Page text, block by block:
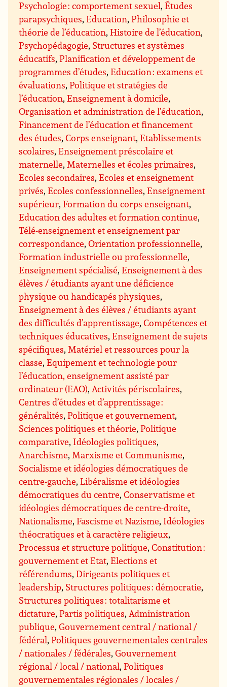
Psychologie : comportement sexuel,Études
parapsychiques,Education,Philosophie et
théorie de l’éducation,Histoire de l’éducation,
Psychopédagogie, Structures et systèmes
éducatifs,Planification et développement de
programmes d’études,Education : examens et
évaluations,Politique et stratégies de
l’éducation,Enseignement à domicile,
Organisation et administration de l’éducation,
Financement de l’éducation et financement
des études,Corps enseignant,Etablissements
scolaires,Enseignement préscolaire et
maternelle,Maternelles et écoles primaires,
Ecoles secondaires,Ecoles et enseignement
privés,Ecoles confessionnelles,Enseignement
supérieur,Formation du corps enseignant,
Education des adultes et formation continue,
Télé-enseignement et enseignement par
correspondance,Orientation professionnelle,
Formation industrielle ou professionnelle,
Enseignement spécialisé,Enseignement à des
élèves / étudiants ayant une déficience
physique ou handicapés physiques,
Enseignement à des élèves / étudiants ayant
des difficultés d’apprentissage,Compétences et
techniques éducatives,Enseignement de sujets
spécifiques,Matériel et ressources pour la
classe,Equipement et technologie pour
l’éducation, enseignement assisté par
ordinateur (EAO),Activités périscolaires,
Centres d’études et d’apprentissage :
généralités,Politique et gouvernement,
Sciences politiques et théorie,Politique
comparative, Idéologies politiques,
Anarchisme,Marxisme et Communisme,
Socialisme et idéologies démocratiques de
centre-gauche,Libéralisme et idéologies
démocratiques du centre,Conservatisme et
idéologies démocratiques de centre-droite,
Nationalisme,Fascisme et Nazisme, Idéologies
théocratiques et à caractère religieux,
Processus et structure politique,Constitution :
gouvernement et Etat,Elections et
référendums,Dirigeants politiques et
leadership, Structures politiques : démocratie,
Structures politiques : totalitarisme et
dictature,Partis politiques,Administration
publique,Gouvernement central / national /
fédéral,Politiques gouvernementales centrales
/ nationales / fédérales,Gouvernement
régional / local / national,Politiques
gouvernementales régionales / locales /